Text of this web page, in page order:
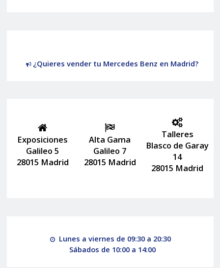
¿Quieres vender tu Mercedes Benz en Madrid?
Exposiciones
Galileo 5
28015 Madrid
Alta Gama
Galileo 7
28015 Madrid
Talleres
Blasco de Garay
14
28015 Madrid
Lunes a viernes de 09:30 a 20:30
Sábados de 10:00 a 14:00